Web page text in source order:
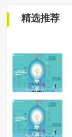
精选推荐